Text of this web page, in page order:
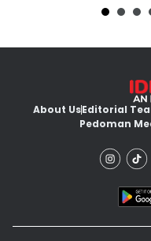
About UsEditorial
Pedoman